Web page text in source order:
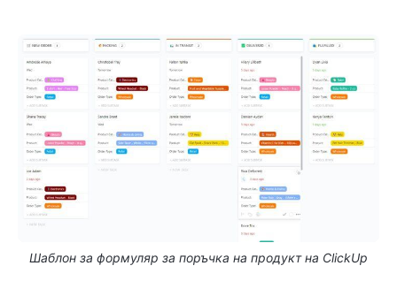
Шаблон за формуляр за поръчка на продукт на ClickUp